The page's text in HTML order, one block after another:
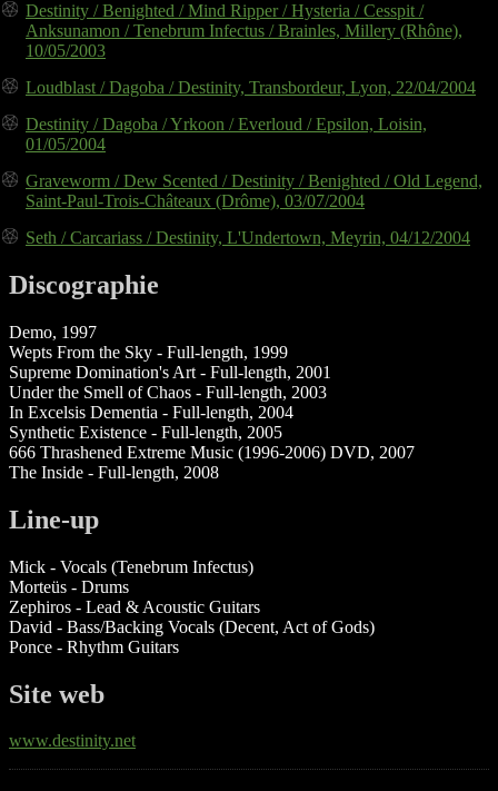
Destinity / Benighted / Mind Ripper / Hysteria / Cesspit /
Anksunamon / Tenebrum Infectus / Brainles, Millery (Rhône),
10/05/2003
Loudblast / Dagoba / Destinity, Transbordeur, Lyon, 22/04/2004
Destinity / Dagoba / Yrkoon / Everloud / Epsilon, Loisin,
01/05/2004
Graveworm / Dew Scented / Destinity / Benighted / Old Legend,
Saint-Paul-Trois-Châteaux (Drôme), 03/07/2004
Seth / Carcariass / Destinity, L'Undertown, Meyrin, 04/12/2004
Discographie
Demo, 1997
Wepts From the Sky - Full-length, 1999
Supreme Domination's Art - Full-length, 2001
Under the Smell of Chaos - Full-length, 2003
In Excelsis Dementia - Full-length, 2004
Synthetic Existence - Full-length, 2005
666 Thrashened Extreme Music (1996-2006) DVD, 2007
The Inside - Full-length, 2008
Line-up
Mick - Vocals (Tenebrum Infectus)
Morteüs - Drums
Zephiros - Lead & Acoustic Guitars
David - Bass/Backing Vocals (Decent, Act of Gods)
Ponce - Rhythm Guitars
Site web
www.destinity.net